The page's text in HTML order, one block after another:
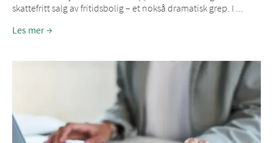
skattefritt salg av fritidsbolig – et nokså dramatisk grep. I ...
Les mer